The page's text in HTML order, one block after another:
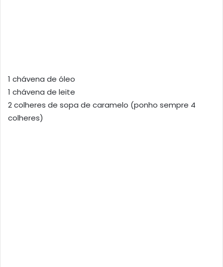
1 chávena de óleo
1 chávena de leite
2 colheres de sopa de caramelo (ponho sempre 4
colheres)